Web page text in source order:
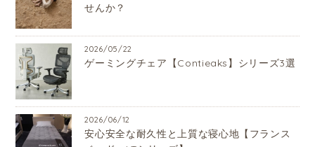
せんか？
2026/05/22
ゲーミングチェア【Contieaks】シリーズ3選
2026/06/12
安心安全な耐久性と上質な寝心地【フランス